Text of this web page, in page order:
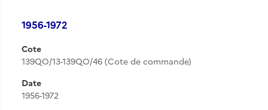
1956-1972
Cote
139QO/13-139QO/46 (Cote de commande)
Date
1956-1972